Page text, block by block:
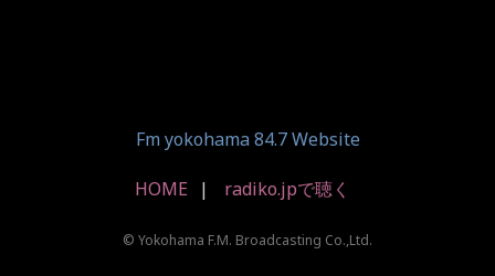
Fm yokohama 84.7 Website
HOME radiko.jpで聴く
© Yokohama F.M. Broadcasting Co.,Ltd.